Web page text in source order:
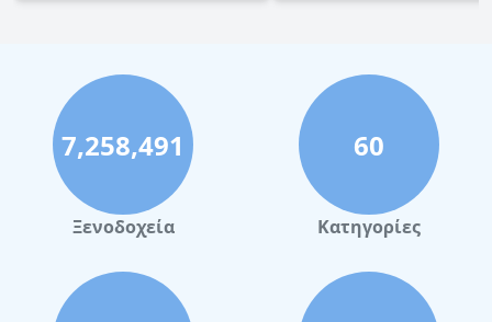
7,258,491
Ξενοδοχεία
60
Κατηγορίες